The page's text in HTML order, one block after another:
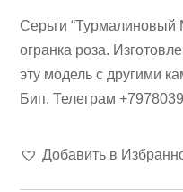
Серьги “Турмалиновый
огранка роза.
эту модель с другими
Бип. Телеграм
Добавить в